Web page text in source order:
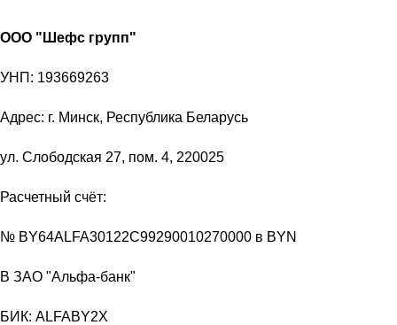
ООО "Шефс групп"
УНП: 193669263
Адрес: г. Минск, Республика Беларусь
ул. Слободская 27, пом. 4, 220025
Расчетный счёт:
№ BY64ALFA30122C99290010270000 в BYN
В ЗАО "Альфа-банк"
БИК: ALFABY2X